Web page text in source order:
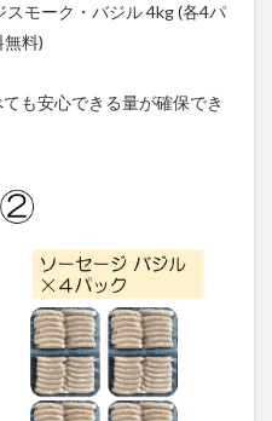
モーク・バジル 4kg (各4パ
料)
も安心できる量が確保でき